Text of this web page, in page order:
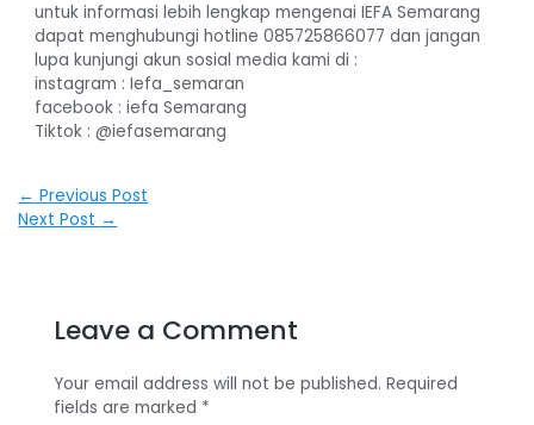
untuk informasi lebih lengkap mengenai IEFA Semarang
dapat menghubungi hotline 085725866077 dan jangan
lupa kunjungi akun sosial media kami di :
instagram : Iefa_semaran
facebook : iefa Semarang
Tiktok : @iefasemarang
Post
navigation
← Previous Post
Next Post →
Leave a Comment
Your email address will not be published. Required
fields are marked *